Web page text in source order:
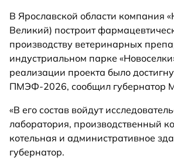
В Ярославской области компания
Великий) построит
производству ветеринарных
индустриальном парке
реализации проекта было
ПМЭФ-2026, сообщил губернатор
«В его состав войдут
лаборатория, производственный
котельная и административное
губернатор.